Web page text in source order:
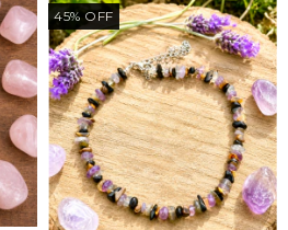
45% OFF